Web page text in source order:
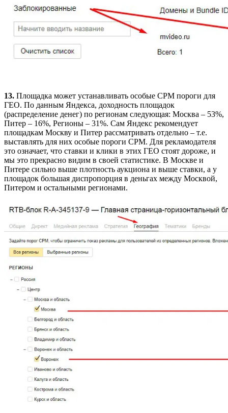
13. Площадка может устанавливать особые CPM пороги для
ГЕО. По данным Яндекса, доходность площадок
(распределение денег) по регионам следующая: Москва – 53%,
Питер – 16%, Регионы – 31%. Сам Яндекс рекомендует
площадкам Москву и Питер рассматривать отдельно – т.е.
выставлять для них особые пороги CPM. Для рекламодателя
это означает, что ставки и клики в этих ГЕО стоят дороже, и
мы это прекрасно видим в своей статистике. В Москве и
Питере сильно выше плотность аукциона и выше ставки, а у
площадок большая диспропорция в деньгах между Москвой,
Питером и остальными регионами.